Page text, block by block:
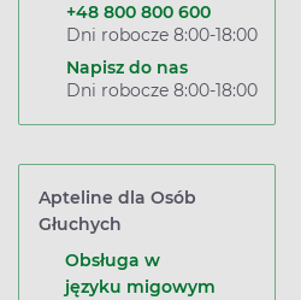
+48 800 800 600
Dni robocze 8:00-18:00
Napisz do nas
Dni robocze 8:00-18:00
Apteline dla Osób
Głuchych
Obsługa w
języku migowym